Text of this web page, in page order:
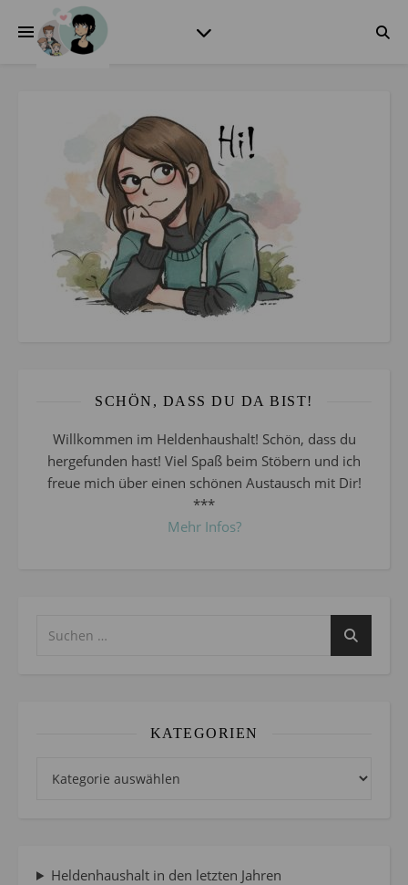
SCHÖN, DASS DU DA BIST!
Willkommen im Heldenhaushalt! Schön, dass du
hergefunden hast! Viel Spaß beim Stöbern und ich
freue mich über einen schönen Austausch mit Dir!
***
Mehr Infos?
KATEGORIEN
Heldenhaushalt in den letzten Jahren